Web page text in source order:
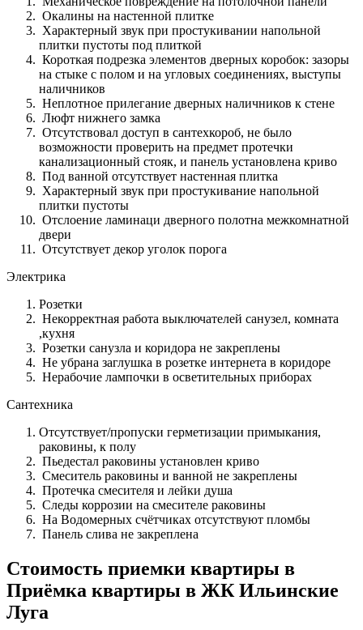
Окалины на настенной плитке
Характерный звук при простукивании напольной
плитки пустоты под плиткой
Короткая подрезка элементов дверных коробок: зазоры
на стыке с полом и на угловых соединениях, выступы
наличников
Неплотное прилегание дверных наличников к стене
Люфт нижнего замка
Отсутствовал доступ в сантехкороб, не было
возможности проверить на предмет протечки
канализационный стояк, и панель установлена криво
Под ванной отсутствует настенная плитка
Характерный звук при простукивание напольной
плитки пустоты
Отслоение ламинаци дверного полотна межкомнатной
двери
Отсутствует декор уголок порога
Электрика
Розетки
Некорректная работа выключателей санузел, комната
,кухня
Розетки санузла и коридора не закреплены
Не убрана заглушка в розетке интернета в коридоре
Нерабочие лампочки в осветительных приборах
Сантехника
Отсутствует/пропуски герметизации примыкания,
раковины, к полу
Пьедестал раковины установлен криво
Смеситель раковины и ванной не закреплены
Протечка смесителя и лейки душа
Следы коррозии на смесителе раковины
На Водомерных счётчиках отсутствуют пломбы
Панель слива не закреплена
Стоимость приемки квартиры в
Приёмка квартиры в ЖК Ильинские
Луга